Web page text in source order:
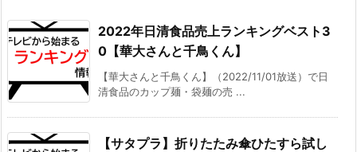
2022年日清食品売上ランキングベスト3
0【華大さんと千鳥くん】
【華大さんと千鳥くん】（2022/11/01放送）で日
清食品のカップ麺・袋麺の売 ...
【サタプラ】折りたたみ傘ひたすら試し